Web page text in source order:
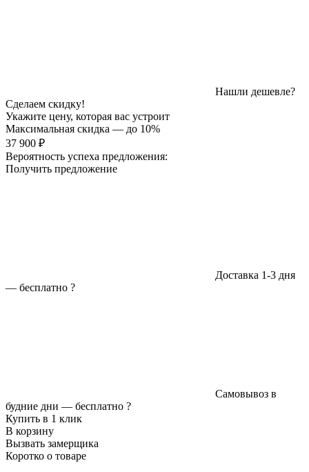
Нашли дешевле?
Сделаем скидку!
Укажите цену, которая вас устроит
Максимальная скидка — до 10%
37 900 ₽
Вероятность успеха предложения:
Получить предложение
Доставка 1-3 дня
— бесплатно ?
Самовывоз в
будние дни — бесплатно ?
Купить в 1 клик
В корзину
Вызвать замерщика
Коротко о товаре